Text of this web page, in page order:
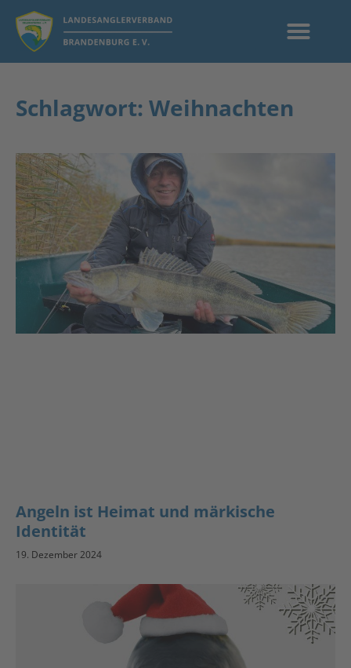
Schlagwort: Weihnachten
Angeln ist Heimat und märkische
Identität
19. Dezember 2024